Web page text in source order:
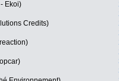
Ekoi)
Credits)